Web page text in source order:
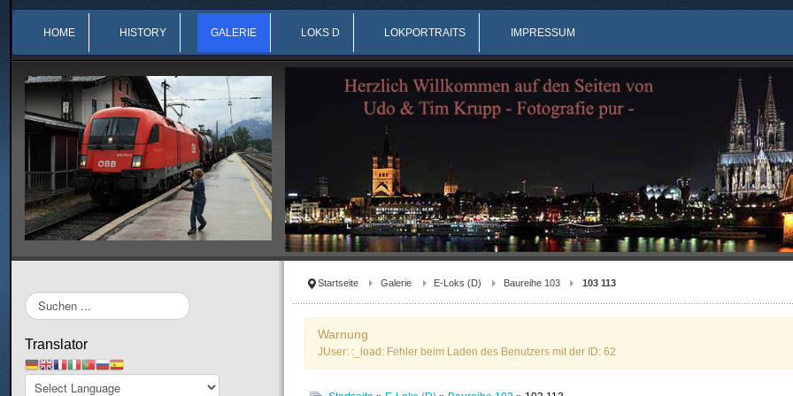
HOME HISTORY GALERIE LOKS D LOKPORTRAITS IMPRESSUM
Startseite Galerie E-Loks (D) Baureihe 103 103 113
Warnung
JUser: :_load: Fehler beim Laden des Benutzers mit der ID: 62
Suchen
...
Translator